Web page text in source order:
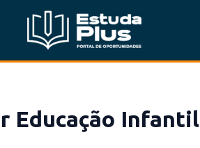
Educação Infantil